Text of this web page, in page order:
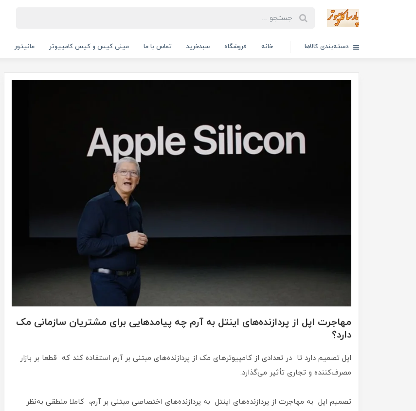
دسته‌بندی کالاها خانه فروشگاه سبدخرید تماس با ما مینی کیس و کیس کامپیوتر مانیتور
مهاجرت اپل از پردازنده‌های اینتل به آرم چه پیامدهایی برای مشتریان سازمانی مک
دارد؟
اپل تصمیم دارد تا در تعدادی از کامپیوترهای مک از پردازنده‌های مبتنی بر آرم استفاده کند که قطعا بر بازار
مصرف‌کننده و تجاری تأثیر می‌گذارد.
تصمیم اپل به مهاجرت از پردازنده‌های اینتل به پردازنده‌های اختصاصی مبتنی بر آرم، کاملا منطقی به‌نظر